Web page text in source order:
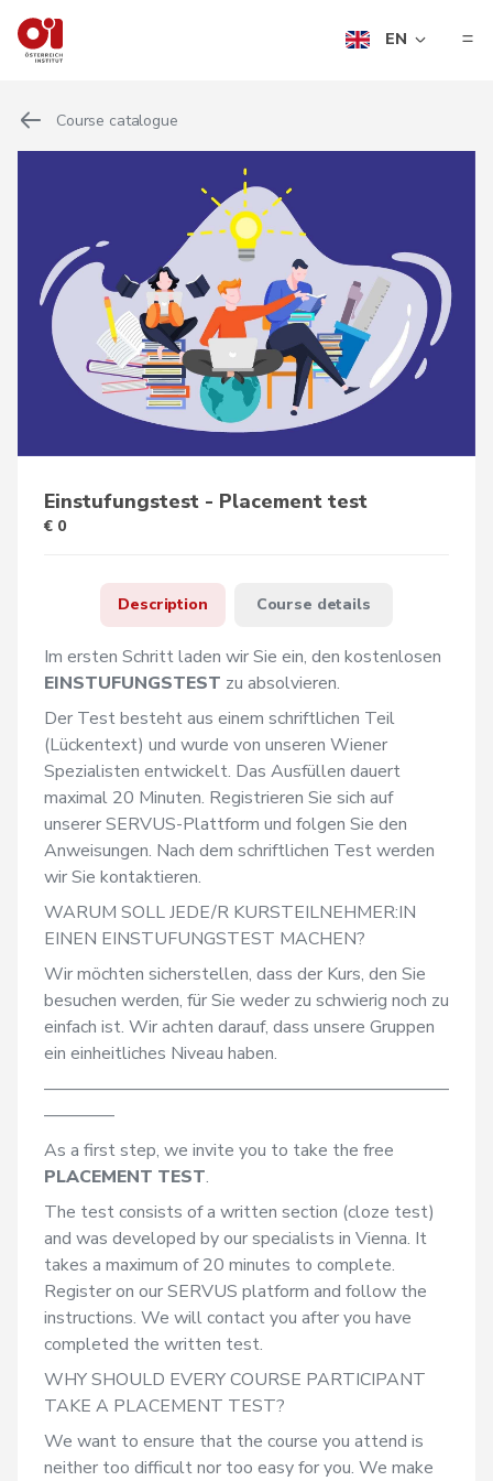
EN
Course catalogue
Einstufungstest - Placement test
€ 0
Description Course details
EINSTUFUNGSTEST zu absolvieren.
Der Test besteht aus einem schriftlichen Teil
(Lückentext) und wurde von unseren Wiener
Spezialisten entwickelt. Das Ausfüllen dauert
maximal 20 Minuten. Registrieren Sie sich auf
unserer SERVUS-Plattform und folgen Sie den
Anweisungen. Nach dem schriftlichen Test werden
wir Sie kontaktieren.
WARUM SOLL JEDE/R KURSTEILNEHMER:IN
EINEN EINSTUFUNGSTEST MACHEN?
Wir möchten sicherstellen, dass der Kurs, den Sie
besuchen werden, für Sie weder zu schwierig noch zu
einfach ist. Wir achten darauf, dass unsere Gruppen
ein einheitliches Niveau haben.
———————————————————————
————
PLACEMENT TEST.
The test consists of a written section (cloze test)
and was developed by our specialists in Vienna. It
takes a maximum of 20 minutes to complete.
Register on our SERVUS platform and follow the
instructions. We will contact you after you have
completed the written test.
WHY SHOULD EVERY COURSE PARTICIPANT
TAKE A PLACEMENT TEST?
We want to ensure that the course you attend is
neither too difficult nor too easy for you. We make